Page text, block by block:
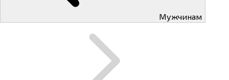
Мужчинам